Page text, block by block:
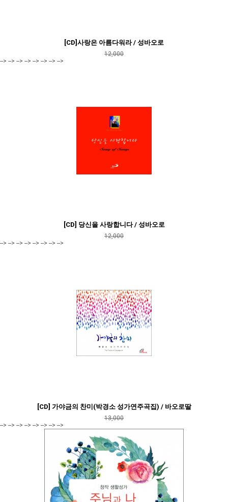
[CD]사랑은 아름다워라 / 성바오로
12,000
--> --> --> --> --> --> --> -->
[CD] 당신을 사랑합니다 / 성바오로
12,000
--> --> --> --> --> --> --> -->
[CD] 가야금의 찬미(박경소 성가연주곡집) / 바오로딸
13,000
--> --> --> --> --> --> --> -->